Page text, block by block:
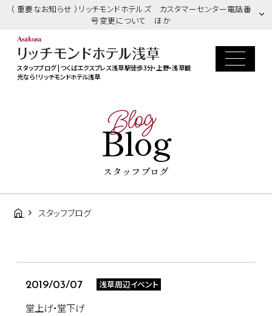
（ 重要なお知らせ ）リッチモンドホテルズ カスタマーセンター電話番
号変更について ほか
スタッフブログ | つくばエクスプレス浅草駅徒歩3分・上野・浅草観
光なら！リッチモンドホテル浅草
Blog
Blog
スタッフブログ
スタッフブログ
2019/03/07 浅草周辺イベント
堂上げ・堂下げ